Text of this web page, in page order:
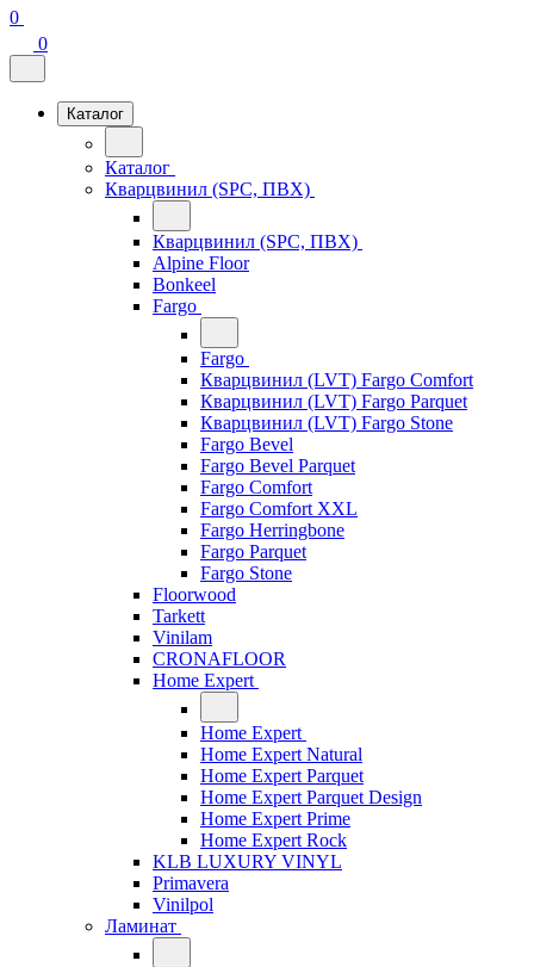
0
0
Каталог
Каталог
Кварцвинил (SPC, ПВХ)
Кварцвинил (SPC, ПВХ)
Alpine Floor
Bonkeel
Fargo
Fargo
Кварцвинил (LVT) Fargo Comfort
Кварцвинил (LVT) Fargo Parquet
Кварцвинил (LVT) Fargo Stone
Fargo Bevel
Fargo Bevel Parquet
Fargo Comfort
Fargo Comfort XXL
Fargo Herringbone
Fargo Parquet
Fargo Stone
Floorwood
Tarkett
Vinilam
CRONAFLOOR
Home Expert
Home Expert
Home Expert Natural
Home Expert Parquet
Home Expert Parquet Design
Home Expert Prime
Home Expert Rock
KLB LUXURY VINYL
Primavera
Vinilpol
Ламинат